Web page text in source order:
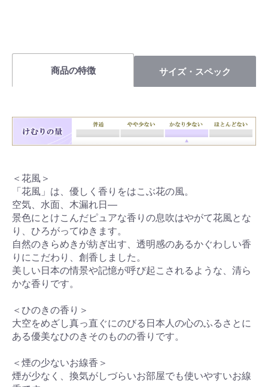
商品の特徴 サイズ・スペック
＜花風＞
「花風」は、優しく香りをはこぶ花の風。
空気、水面、木漏れ日―
景色にとけこんだピュアな香りの息吹はやがて花風とな
り、ひろがってゆきます。
自然のきらめきが紡ぎ出す、透明感のあるかぐわしい香
りにこだわり、創香しました。
美しい日本の情景や記憶が呼び起こされるような、清ら
かな香りです。
＜ひのきの香り＞
大空をめざし真っ直ぐにのびる日本人の心のふるさとに
ある優美なひのきそのものの香りです。
＜煙の少ないお線香＞
煙が少なく、換気がしづらいお部屋でも使いやすいお線